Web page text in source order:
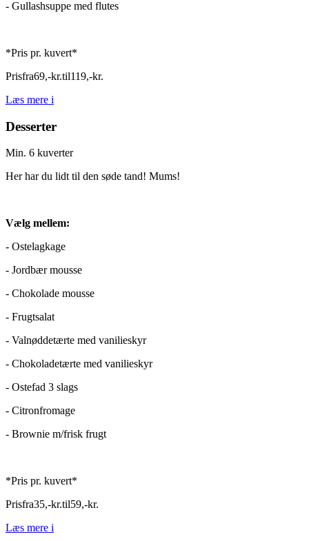
- Gullashsuppe med flutes
*Pris pr. kuvert*
Prisfra69,-kr.til119,-kr.
Læs mere i
Desserter
Min. 6 kuverter
Her har du lidt til den søde tand! Mums!
Vælg mellem:
- Ostelagkage
- Jordbær mousse
- Chokolade mousse
- Frugtsalat
- Valnøddetærte med vanilieskyr
- Chokoladetærte med vanilieskyr
- Ostefad 3 slags
- Citronfromage
- Brownie m/frisk frugt
*Pris pr. kuvert*
Prisfra35,-kr.til59,-kr.
Læs mere i